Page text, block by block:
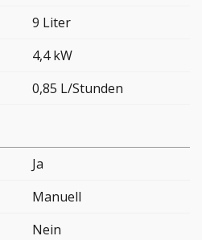
9 Liter
4,4 kW
0,85 L/Stunden
Ja
Manuell
Nein